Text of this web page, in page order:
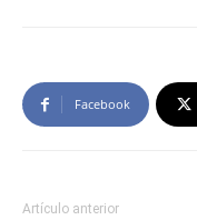
Facebook
Artículo anterior